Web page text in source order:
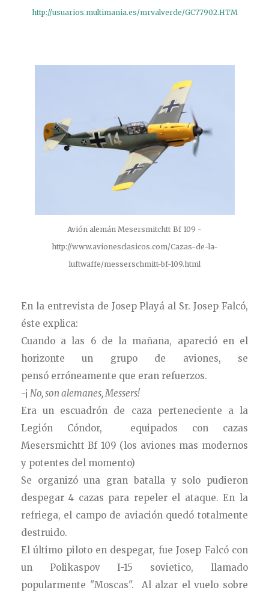
http://usuarios.multimania.es/mrvalverde/GC77902.HTM
Avión alemán Mesersmitchtt Bf 109 -
http://www.avionesclasicos.com/Cazas-de-la-
luftwaffe/messerschmitt-bf-109.html
En la entrevista de Josep Playá al Sr. Josep Falcó,
éste explica:
Cuando a las 6 de la mañana, apareció en el
horizonte un grupo de aviones, se
pensó erróneamente que eran refuerzos.
-¡ No, son alemanes, Messers!
Era un escuadrón de caza perteneciente a la
Legión Cóndor, equipados con cazas
Mesersmichtt Bf 109 (los aviones mas modernos
y potentes del momento)
Se organizó una gran batalla y solo pudieron
despegar 4 cazas para repeler el ataque. En la
refriega, el campo de aviación quedó totalmente
destruido.
El último piloto en despegar, fue Josep Falcó con
un Polikaspov I-15 sovietico, llamado
popularmente "Moscas". Al alzar el vuelo sobre